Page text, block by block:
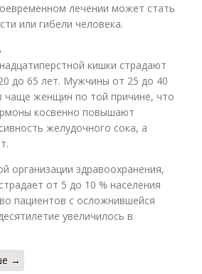
лечении может стать
или гибели человека.
кишки страдают
до 65 лет. Мужчины от 25 до 40
чаще женщин по той причине, что
косвенно повышают
желудочного сока, а
организации здравоохранения,
от 5 до 10 % населения
пациентов с осложнившейся
увеличилось в
→